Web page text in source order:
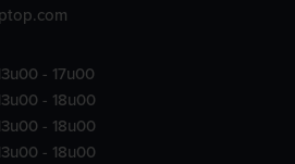
- 17u00
- 18u00
- 18u00
- 18u00